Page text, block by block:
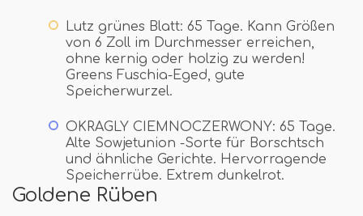
Lutz grünes Blatt: 65 Tage. Kann Größen
von 6 Zoll im Durchmesser erreichen,
ohne kernig oder holzig zu werden!
Greens Fuschia-Eged, gute
Speicherwurzel.
OKRAGLY CIEMNOCZERWONY: 65 Tage.
Alte Sowjetunion -Sorte für Borschtsch
und ähnliche Gerichte. Hervorragende
Speicherrübe. Extrem dunkelrot.
Goldene Rüben